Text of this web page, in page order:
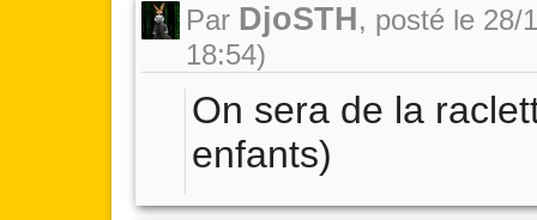
Par DjoSTH, posté le 28/
18:54)
On sera de la
enfants)